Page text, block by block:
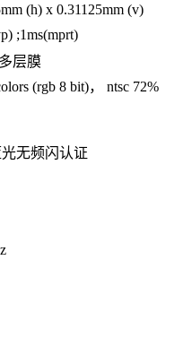
(h) x 0.31125mm (v)
;1ms(mprt)
层膜
(rgb 8 bit)， ntsc 72%
无频闪认证